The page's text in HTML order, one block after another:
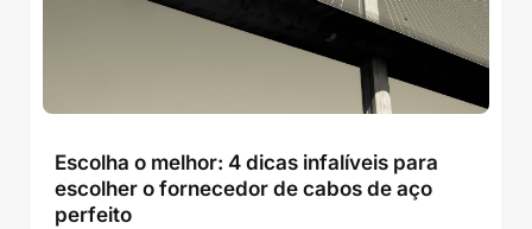
Escolha o melhor: 4 dicas infalíveis para
escolher o fornecedor de cabos de aço
perfeito